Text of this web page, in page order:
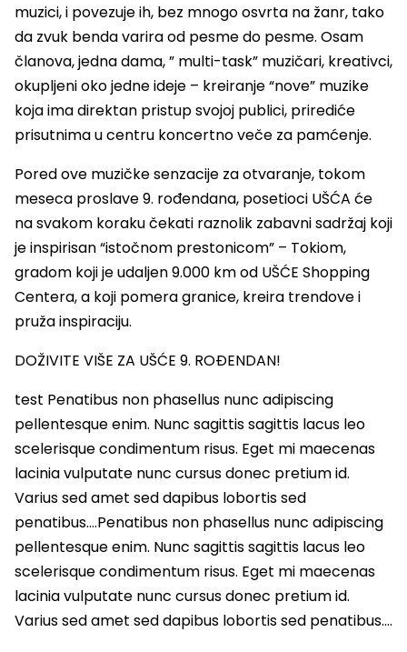
muzici, i povezuje ih, bez mnogo osvrta na žanr, tako
da zvuk benda varira od pesme do pesme. Osam
članova, jedna dama, ” multi-task” muzičari, kreativci,
okupljeni oko jedne ideje – kreiranje “nove” muzike
koja ima direktan pristup svojoj publici, prirediće
prisutnima u centru koncertno veče za pamćenje.
Pored ove muzičke senzacije za otvaranje, tokom
meseca proslave 9. rođendana, posetioci UŠĆA će
na svakom koraku čekati raznolik zabavni sadržaj koji
je inspirisan “istočnom prestonicom” – Tokiom,
gradom koji je udaljen 9.000 km od UŠĆE Shopping
Centera, a koji pomera granice, kreira trendove i
pruža inspiraciju.
DOŽIVITE VIŠE ZA UŠĆE 9. ROĐENDAN!
test Penatibus non phasellus nunc adipiscing
pellentesque enim. Nunc sagittis sagittis lacus leo
scelerisque condimentum risus. Eget mi maecenas
lacinia vulputate nunc cursus donec pretium id.
Varius sed amet sed dapibus lobortis sed
penatibus….Penatibus non phasellus nunc adipiscing
pellentesque enim. Nunc sagittis sagittis lacus leo
scelerisque condimentum risus. Eget mi maecenas
lacinia vulputate nunc cursus donec pretium id.
Varius sed amet sed dapibus lobortis sed penatibus….